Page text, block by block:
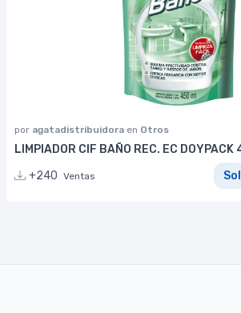
por agatadistribuidora en Otros
LIMPIADOR CIF BAÑO REC. EC DOYPACK
+240 Ventas